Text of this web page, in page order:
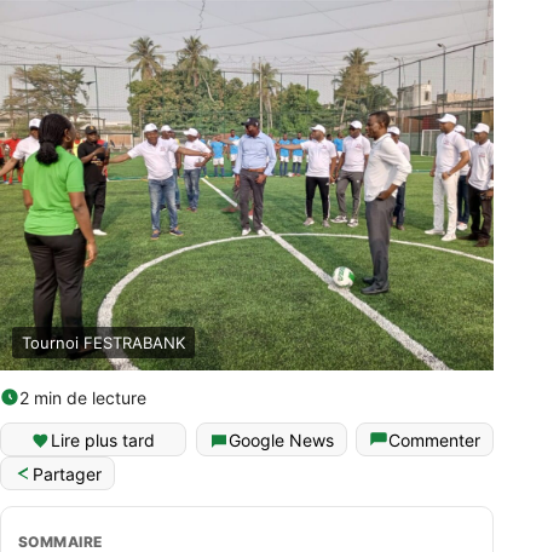
Tournoi FESTRABANK
2 min de lecture
Lire plus tard Google News
Commenter
Partager
SOMMAIRE